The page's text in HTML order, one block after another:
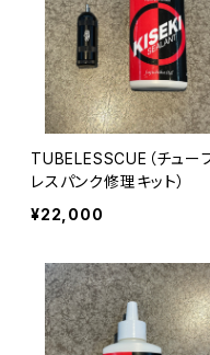
TUBELESSCUE（チュー
レスパンク修理キット）
¥22,000